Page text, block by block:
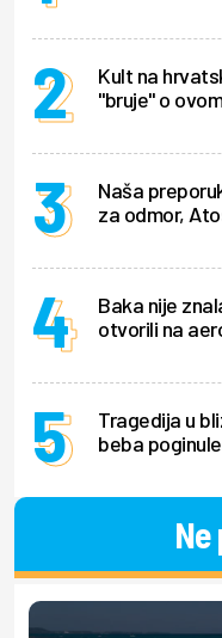
Kult na
"bruje" o
Naša
za odmor,
Baka nije
otvorili na
Tragedija u
beba